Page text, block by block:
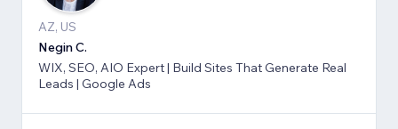
AZ, US
Negin C.
WIX, SEO, AIO Expert | Build Sites That Generate Real
Leads | Google Ads